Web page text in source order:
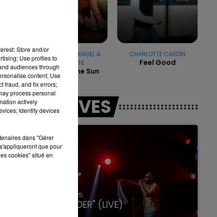
16h00 - 20h00
LA TEAM DU WEEK-END
HUGEL & IMAEL ANGEL &
ULTRA NATE
Movin' To The Sun
CHARLOTTE CARDIN
Feel Good
LES LIVES
31 janvier 2025
GIMS "SPIDER" (LIVE)
Store and/or
Use profiles to
audiences through
content; Use
fraud, and fix errors;
process personal
actively
Identify devices
dans "Gérer
que pour
cookies" situé en